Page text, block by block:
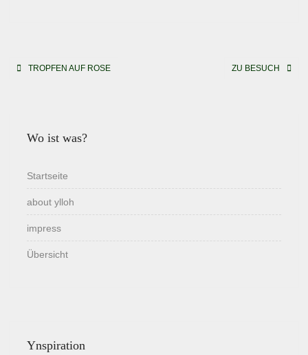
Beitragsnavigation
TROPFEN AUF ROSE ZU BESUCH
Wo ist was?
Startseite
about ylloh
impress
Übersicht
Ynspiration